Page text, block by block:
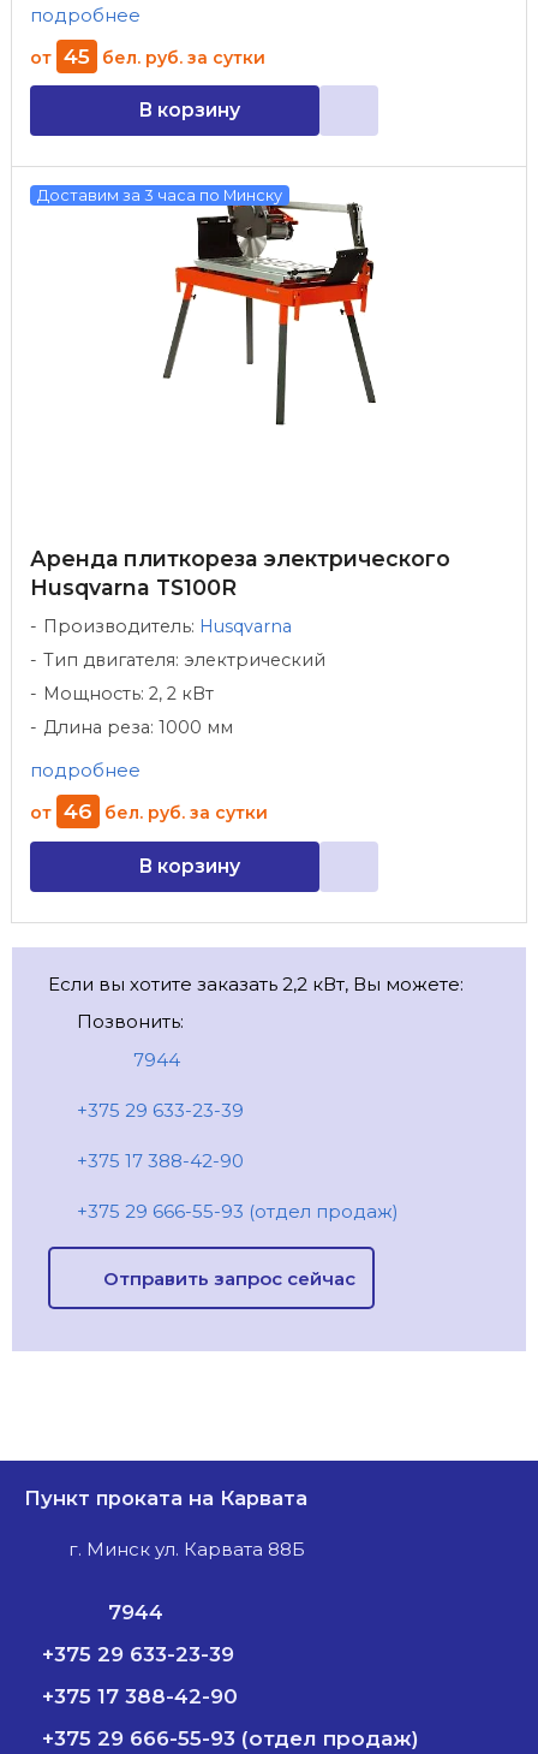
подробнее
от 45 бел. руб. за сутки
В корзину
Доставим за 3 часа по Минску
Аренда плиткореза электрического
Husqvarna TS100R
Производитель: Husqvarna
Тип двигателя: электрический
Мощность: 2, 2 кВт
Длина реза: 1000 мм
подробнее
от 46 бел. руб. за сутки
В корзину
Если вы хотите заказать 2,2 кВт, Вы можете:
Позвонить:
7944
+375 29 633-23-39
+375 17 388-42-90
+375 29 666-55-93 (отдел продаж)
Отправить запрос сейчас
Пункт проката на Карвата
г. Минск ул. Карвата 88Б
7944
+375 29 633-23-39
+375 17 388-42-90
+375 29 666-55-93 (отдел продаж)